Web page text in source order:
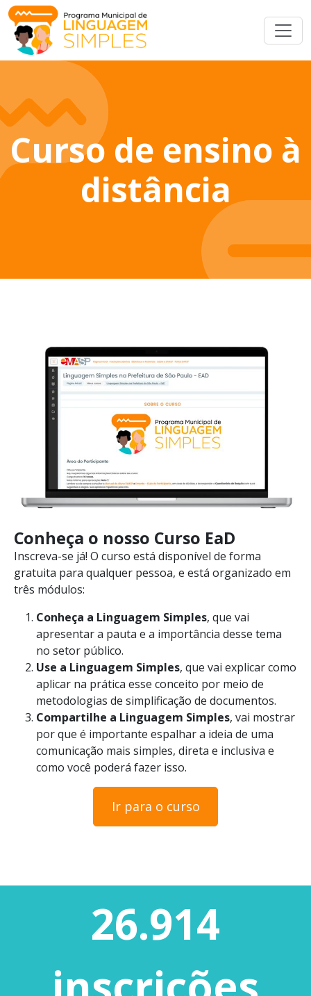
Curso de ensino à
distância
Conheça o nosso Curso EaD
Inscreva-se já! O curso está disponível de forma
gratuita para qualquer pessoa, e está organizado em
três módulos:
Conheça a Linguagem Simples, que vai
apresentar a pauta e a importância desse tema
no setor público.
Use a Linguagem Simples, que vai explicar como
aplicar na prática esse conceito por meio de
metodologias de simplificação de documentos.
Compartilhe a Linguagem Simples, vai mostrar
por que é importante espalhar a ideia de uma
comunicação mais simples, direta e inclusiva e
como você poderá fazer isso.
Ir para o curso
26.914